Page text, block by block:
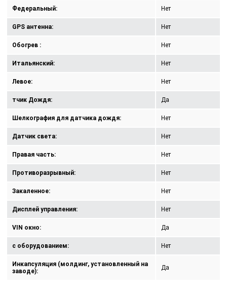
Федеральный: Нет
GPS антенна: Нет
Обогрев : Нет
Итальянский: Нет
Левое: Нет
тчик Дождя: Да
Шелкография для датчика дождя: Нет
Датчик света: Нет
Правая часть: Нет
Противоразрывный: Нет
Закаленное: Нет
Дисплей управления: Нет
VIN окно: Да
с оборудованием: Нет
Инкапсуляция (молдинг, установленный на
заводе):
Да